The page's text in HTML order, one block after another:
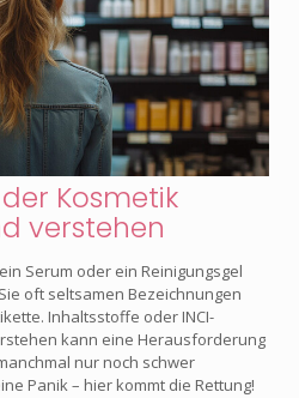
Kosmetik
verstehen
Serum oder ein Reinigungsgel
oft seltsamen Bezeichnungen
Inhaltsstoffe oder INCI-
kann eine Herausforderung
nur noch schwer
Panik – hier kommt die Rettung!